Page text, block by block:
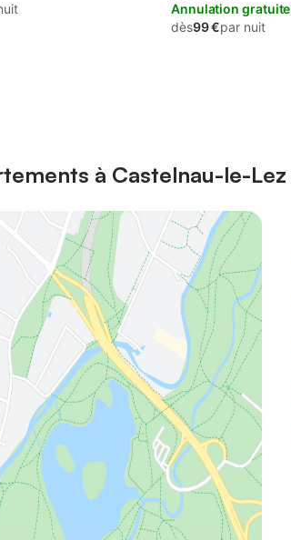
Annulation gratuite
dès99 €par nuit
à Castelnau-le-Lez